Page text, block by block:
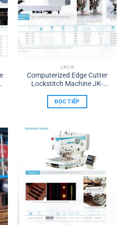
JACK
Computerized Edge Cutter
Lockstitch Machine JK-
ĐỌC TIẾP